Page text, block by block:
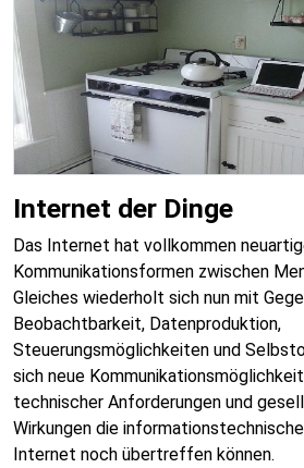
Internet der Dinge
Das Internet hat vollkommen
Kommunikationsformen zwischen
Gleiches wiederholt sich nun mit
Beobachtbarkeit, Datenproduktion,
Steuerungsmöglichkeiten und
sich neue
technischer Anforderungen und
Wirkungen die
Internet noch übertreffen können.